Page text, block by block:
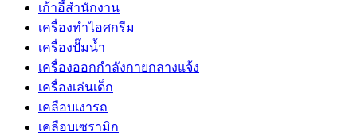
เก้าอี้สำนักงาน
เครื่องทำไอศกรีม
เครื่องปั๊มน้ำ
เครื่องออกกำลังกายกลางแจ้ง
เครื่องเล่นเด็ก
เคลือบเงารถ
เคลือบเซรามิก